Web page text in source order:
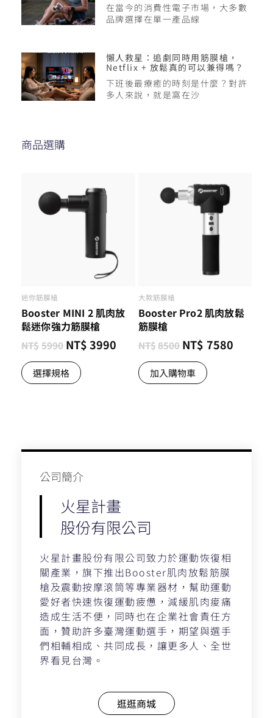
在當今的消費性電子市場，大多數
品牌選擇在單一產品線
懶人救星：追劇同時用筋膜槍，
Netflix + 放鬆真的可以兼得嗎？
下班後最療癒的時刻是什麼？對許
多人來說，就是窩在沙
商品選購
迷你筋膜槍
Booster MINI 2 肌肉放
鬆迷你強力筋膜槍
NT$5990 NT$ 3990
選擇規格
大款筋膜槍
Booster Pro2 肌肉放鬆
筋膜槍
NT$8500 NT$ 7580
加入購物車
公司簡介​
火星計畫
股份有限公司
火星計畫股份有限公司致力於運動恢復相
關產業，旗下推出Booster肌肉放鬆筋膜
槍及震動按摩滾筒等專業器材，幫助運動
愛好者快速恢復運動疲憊，減緩肌肉痠痛
造成生活不便，同時也在企業社會責任方
面，贊助許多臺灣運動選手，期望與選手
們相輔相成、共同成長，讓更多人、全世
界看見台灣。
逛逛商城